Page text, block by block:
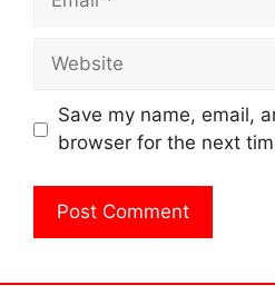
Website
Save my name, email,
browser for the next